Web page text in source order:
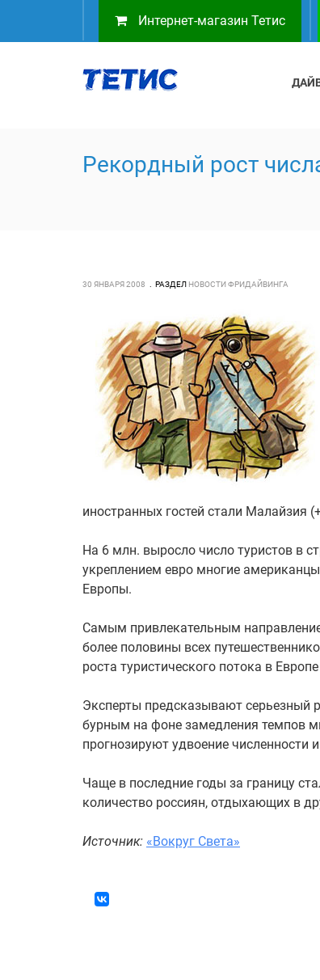
Интернет-магазин Тетис
Рекордный рост
30 ЯНВАРЯ 2008 РАЗДЕЛ НОВОСТИ ФРИДАЙВИНГА
иностранных гостей стали Малайзия
На 6 млн. выросло число туристов в
укреплением евро многие
Европы.
Самым привлекательным
более половины всех
роста туристического потока в
Эксперты предсказывают серьезный
бурным на фоне замедления темпов
прогнозируют удвоение численности
Чаще в последние годы за границу
количество россиян, отдыхающих в
Источник: «Вокруг Света»